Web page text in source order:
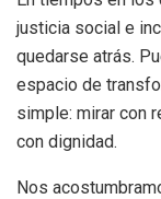
justicia social e
quedarse atrás.
espacio de
simple: mirar con
con dignidad.
Nos